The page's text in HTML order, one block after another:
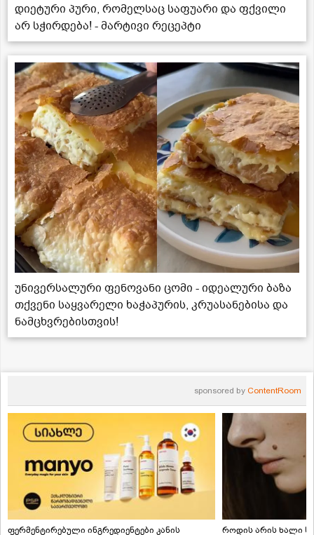
დიეტური პური, რომელსაც საფუარი და ფქვილი
არ სჭირდება! - მარტივი რეცეპტი
უნივერსალური ფენოვანი ცომი - იდეალური ბაზა
თქვენი საყვარელი ხაჭაპურის, კრუასანებისა და
ნამცხვრებისთვის!
sponsored by ContentRoom
ფერმენტირებული ინგრედიენტები კანის როდის არის ხალი